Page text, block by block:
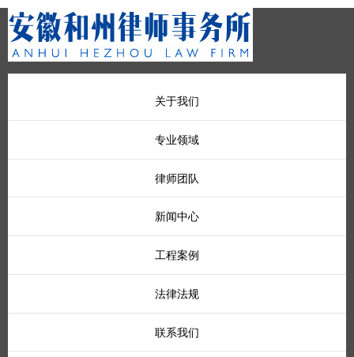
关于我们
专业领域
律师团队
新闻中心
工程案例
法律法规
联系我们